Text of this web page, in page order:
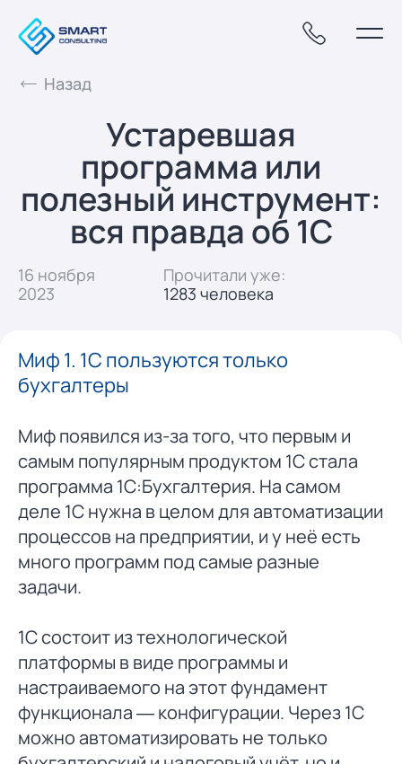
Назад
Устаревшая
программа или
полезный инструмент:
вся правда об 1С
16 ноября
2023
Прочитали уже:
1283 человека
Миф 1. 1С пользуются только
бухгалтеры
Миф появился из-за того, что первым и
самым популярным продуктом 1С стала
программа 1С:Бухгалтерия. На самом
деле 1С нужна в целом для автоматизации
процессов на предприятии, и у неё есть
много программ под самые разные
задачи.
1С состоит из технологической
платформы в виде программы и
настраиваемого на этот фундамент
функционала — конфигурации. Через 1С
можно автоматизировать не только